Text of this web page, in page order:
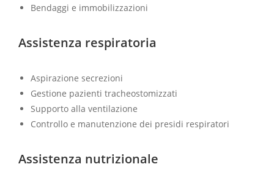
Bendaggi e immobilizzazioni
Assistenza respiratoria
Aspirazione secrezioni
Gestione pazienti tracheostomizzati
Supporto alla ventilazione
Controllo e manutenzione dei presidi respiratori
Assistenza nutrizionale